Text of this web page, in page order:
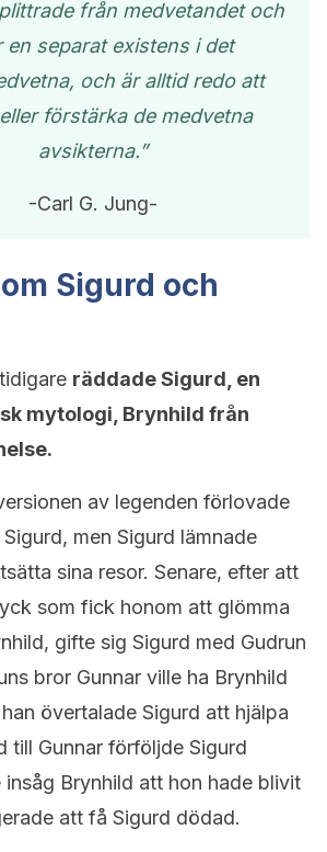
från medvetandet och
en separat existens i det
och är alltid redo att
förstärka de medvetna
avsikterna.”
-Carl G. Jung-
Sigurd och
räddade Sigurd, en
mytologi, Brynhild från
av legenden förlovade
men Sigurd lämnade
sina resor. Senare, efter att
som fick honom att glömma
gifte sig Sigurd med Gudrun
bror Gunnar ville ha Brynhild
övertalade Sigurd att hjälpa
till Gunnar förföljde Sigurd
insåg Brynhild att hon hade blivit
att få Sigurd dödad.